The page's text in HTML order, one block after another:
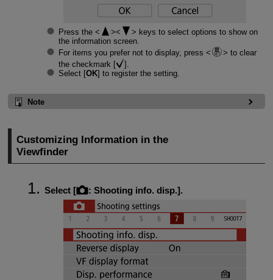
Press the
keys to select options to show on
the information screen.
For items you prefer not to display, press
to clear
the checkmark [
].
Select [OK] to register the setting.
Note
Customizing Information in the
Viewfinder
Select [ : Shooting info. disp.].